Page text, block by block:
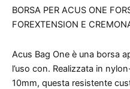
BORSA PER ACUS ONE
FOREXTENSION E
Acus Bag One è una borsa
l’uso con. Realizzata in
10mm, questa resistente